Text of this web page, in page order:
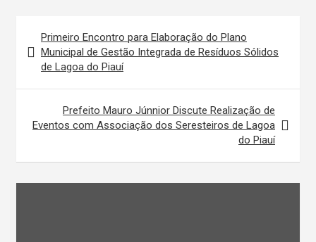
de
Post
Primeiro Encontro para Elaboração do Plano
Municipal de Gestão Integrada de Resíduos Sólidos
de Lagoa do Piauí
Prefeito Mauro Júnnior Discute Realização de
Eventos com Associação dos Seresteiros de Lagoa
do Piauí